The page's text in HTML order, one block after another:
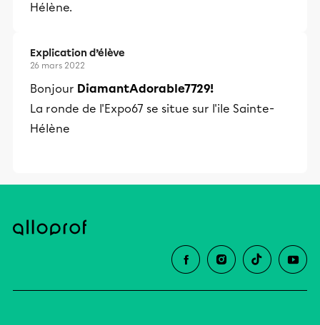
Hélène.
Explication d’élève
26 mars 2022
Bonjour DiamantAdorable7729!
La ronde de l'Expo67 se situe sur l'ile Sainte-
Hélène